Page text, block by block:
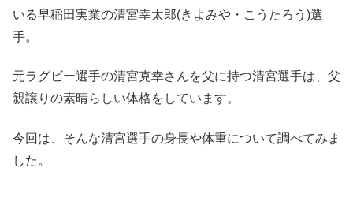
いる早稲田実業の清宮幸太郎(きよみや・こうたろう)選
手。
元ラグビー選手の清宮克幸さんを父に持つ清宮選手は、父
親譲りの素晴らしい体格をしています。
今回は、そんな清宮選手の身長や体重について調べてみま
した。